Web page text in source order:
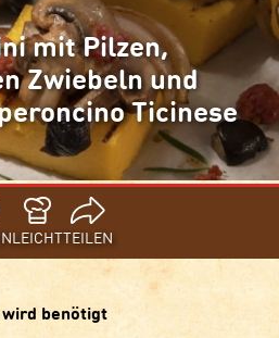
mit Pilzen,
Zwiebeln und
Ticinese
LEICHT TEILEN
wird benötigt